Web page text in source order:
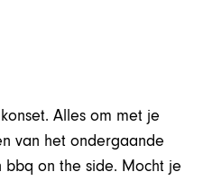
Alles om met je
van het ondergaande
bbq on the side. Mocht je